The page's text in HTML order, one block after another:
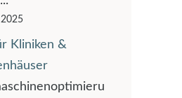
Kliniken &